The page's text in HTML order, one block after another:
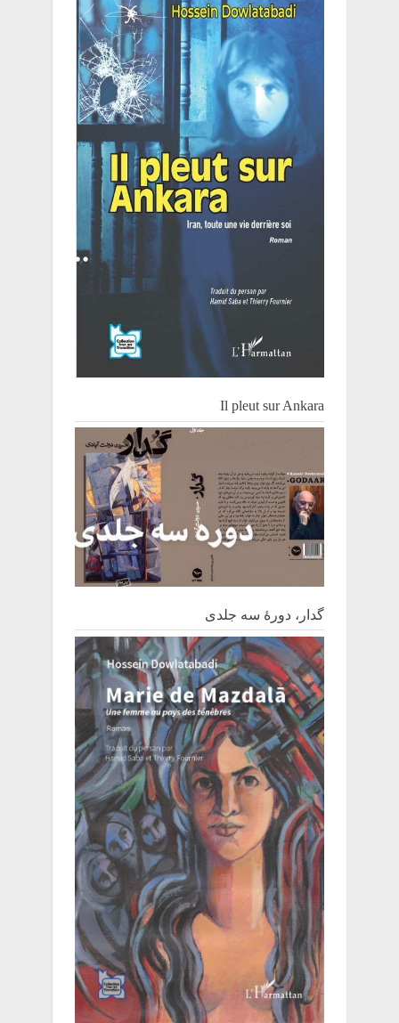
Il pleut sur Ankara
گدار، دورۀ سه جلدی